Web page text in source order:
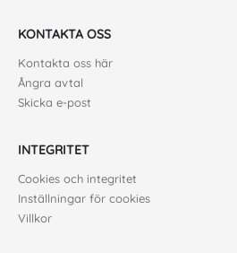
KONTAKTA OSS
Kontakta oss här
Ångra avtal
Skicka e-post
INTEGRITET
Cookies och integritet
Inställningar för cookies
Villkor